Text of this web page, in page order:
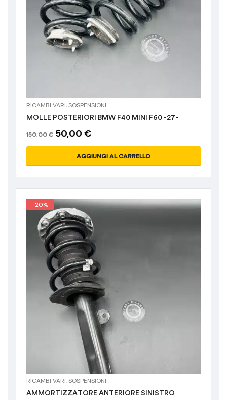
RICAMBI VARI,SOSPENSIONI
MOLLE POSTERIORI BMW F40 MINI F60 -27-
150,00€ 50,00 €
AGGIUNGI AL CARRELLO
-20%
RICAMBI VARI,SOSPENSIONI
AMMORTIZZATORE ANTERIORE SINISTRO